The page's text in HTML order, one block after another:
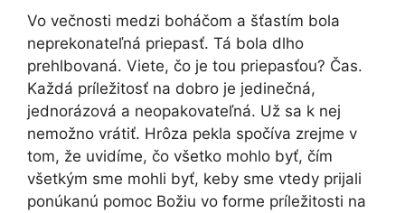
Vo večnosti medzi boháčom a šťastím bola
neprekonateľná priepasť. Tá bola dlho
prehlbovaná. Viete, čo je tou priepasťou? Čas.
Každá príležitosť na dobro je jedinečná,
jednorázová a neopakovateľná. Už sa k nej
nemožno vrátiť. Hrôza pekla spočíva zrejme v
tom, že uvidíme, čo všetko mohlo byť, čím
všetkým sme mohli byť, keby sme vtedy prijali
ponúkanú pomoc Božiu vo forme príležitosti na